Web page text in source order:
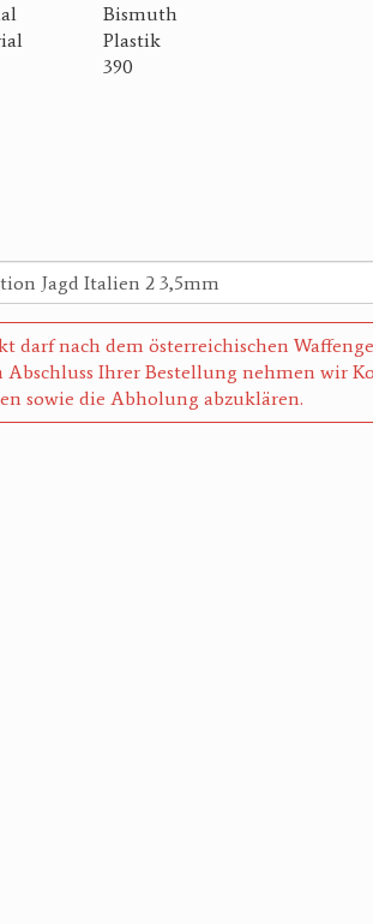
Bismuth
Plastik
390
darf nach dem österreichischen
Abschluss Ihrer Bestellung nehmen wir
sowie die Abholung abzuklären.